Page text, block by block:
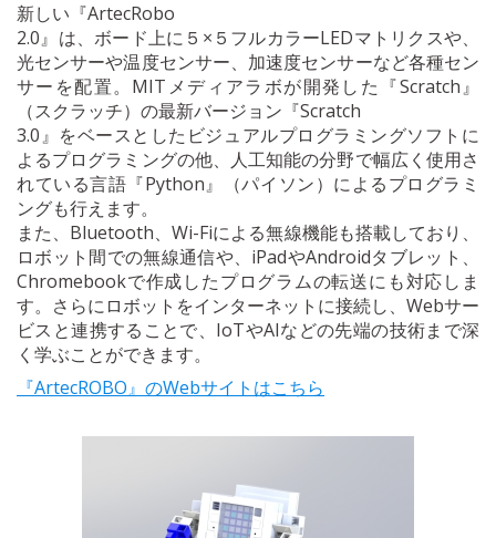
新しい『ArtecRobo
2.0』は、ボード上に５×５フルカラーLEDマトリクスや、
光センサーや温度センサー、加速度センサーなど各種セン
サーを配置。MITメディアラボが開発した『Scratch』
（スクラッチ）の最新バージョン『Scratch
3.0』をベースとしたビジュアルプログラミングソフトに
よるプログラミングの他、人工知能の分野で幅広く使用さ
れている言語『Python』（パイソン）によるプログラミ
ングも行えます。
また、Bluetooth、Wi-Fiによる無線機能も搭載しており、
ロボット間での無線通信や、iPadやAndroidタブレット、
Chromebookで作成したプログラムの転送にも対応しま
す。さらにロボットをインターネットに接続し、Webサー
ビスと連携することで、IoTやAIなどの先端の技術まで深
く学ぶことができます。
『ArtecROBO』のWebサイトはこちら